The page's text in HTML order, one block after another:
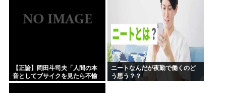
【正論】岡田斗司夫「人間の本
音としてブサイクを見たら不愉
快になる。この責任をどうとる
ニートなんだが夜勤で働くのど
う思う？？